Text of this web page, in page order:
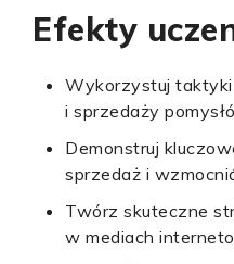
Efekty
Wykorzystuj
i sprzedaży
Demonstruj
sprzedaż i
Twórz skuteczne
w mediach